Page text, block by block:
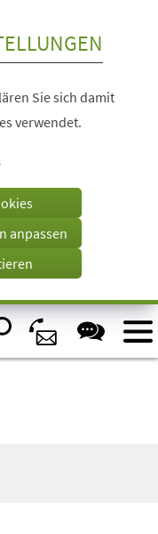
Sie sich damit
verwendet.
anpassen